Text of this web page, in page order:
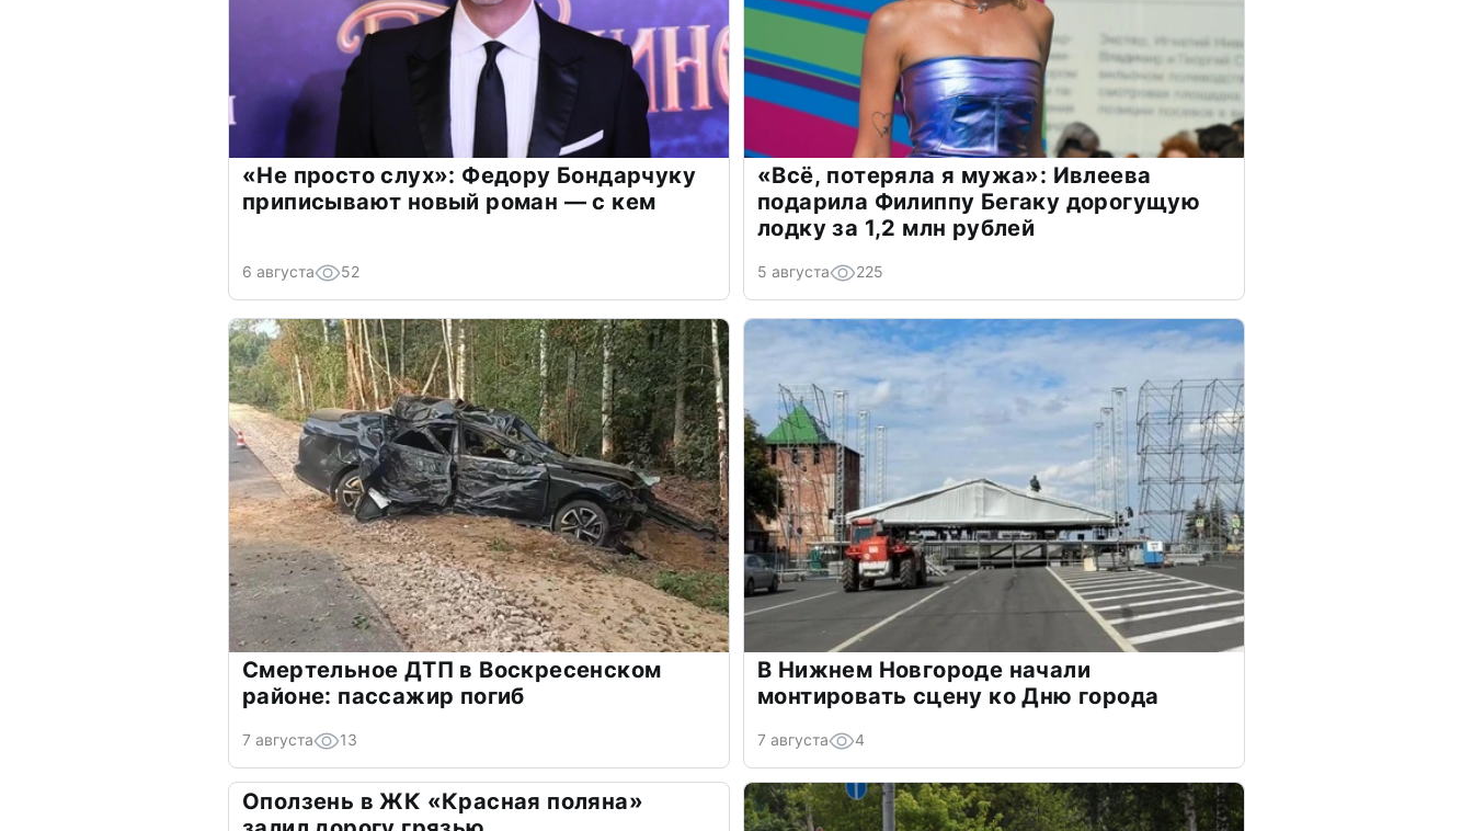
«Не просто слух»: Федору Бондарчуку
приписывают новый роман — с кем
6 августа 52
«Всё, потеряла я мужа»: Ивлеева
подарила Филиппу Бегаку дорогущую
лодку за 1,2 млн рублей
5 августа 225
Смертельное ДТП в Воскресенском
районе: пассажир погиб
7 августа 13
В Нижнем Новгороде начали
монтировать сцену ко Дню города
7 августа 4
Оползень в ЖК «Красная поляна»